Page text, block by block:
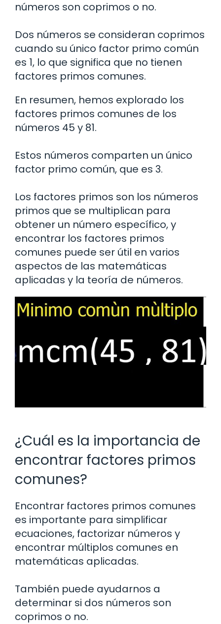
números son coprimos o no.
Dos números se consideran coprimos
cuando su único factor primo común
es 1, lo que significa que no tienen
factores primos comunes.
En resumen, hemos explorado los
factores primos comunes de los
números 45 y 81.
Estos números comparten un único
factor primo común, que es 3.
Los factores primos son los números
primos que se multiplican para
obtener un número específico, y
encontrar los factores primos
comunes puede ser útil en varios
aspectos de las matemáticas
aplicadas y la teoría de números.
¿Cuál es la importancia de
encontrar factores primos
comunes?
Encontrar factores primos comunes
es importante para simplificar
ecuaciones, factorizar números y
encontrar múltiplos comunes en
matemáticas aplicadas.
También puede ayudarnos a
determinar si dos números son
coprimos o no.